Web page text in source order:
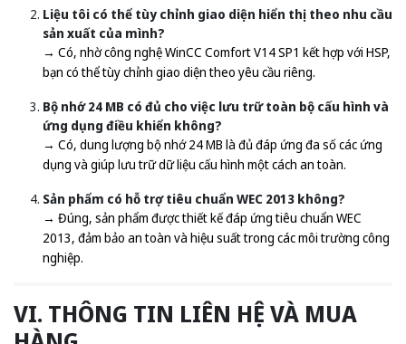
Liệu tôi có thể tùy chỉnh giao diện hiển thị theo nhu cầu
sản xuất của mình?
→ Có, nhờ công nghệ WinCC Comfort V14 SP1 kết hợp với HSP,
bạn có thể tùy chỉnh giao diện theo yêu cầu riêng.
Bộ nhớ 24 MB có đủ cho việc lưu trữ toàn bộ cấu hình và
ứng dụng điều khiển không?
→ Có, dung lượng bộ nhớ 24 MB là đủ đáp ứng đa số các ứng
dụng và giúp lưu trữ dữ liệu cấu hình một cách an toàn.
Sản phẩm có hỗ trợ tiêu chuẩn WEC 2013 không?
→ Đúng, sản phẩm được thiết kế đáp ứng tiêu chuẩn WEC
2013, đảm bảo an toàn và hiệu suất trong các môi trường công
nghiệp.
VI. THÔNG TIN LIÊN HỆ VÀ MUA